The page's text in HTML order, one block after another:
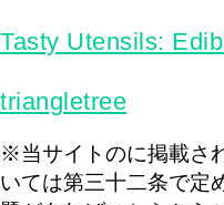
Tasty Utensils:
triangletree
※当サイトのに掲載さ
いては第三十二条で定